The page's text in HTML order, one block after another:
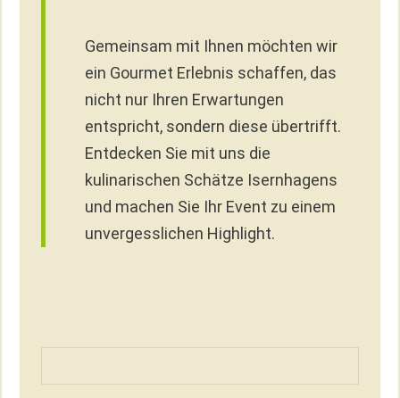
Gemeinsam mit Ihnen möchten wir
ein Gourmet Erlebnis schaffen, das
nicht nur Ihren Erwartungen
entspricht, sondern diese übertrifft.
Entdecken Sie mit uns die
kulinarischen Schätze Isernhagens
und machen Sie Ihr Event zu einem
unvergesslichen Highlight.